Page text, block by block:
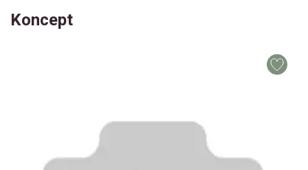
Koncept